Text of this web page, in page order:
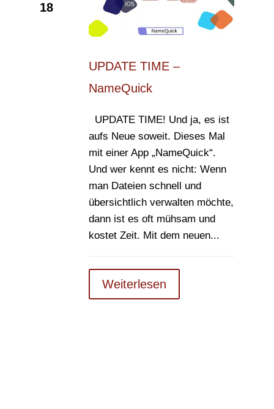
18
UPDATE TIME –
NameQuick
UPDATE TIME! Und ja, es ist
aufs Neue soweit. Dieses Mal
mit einer App „NameQuick“.
Und wer kennt es nicht: Wenn
man Dateien schnell und
übersichtlich verwalten möchte,
dann ist es oft mühsam und
kostet Zeit. Mit dem neuen...
Weiterlesen